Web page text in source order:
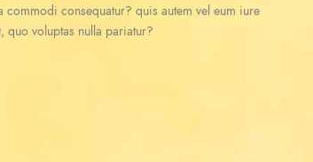
consequatur? quis autem vel eum iure
quo voluptas nulla pariatur?